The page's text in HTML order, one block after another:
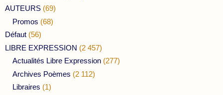
AUTEURS (69)
Promos (68)
Défaut (56)
LIBRE EXPRESSION (2 457)
Actualités Libre Expression (277)
Archives Poèmes (2 112)
Libraires (1)